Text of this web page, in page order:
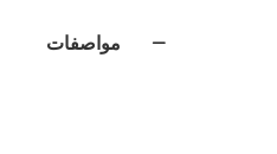
مواصفات